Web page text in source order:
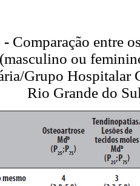
-Comparação entre
ou
Grupo Hospitalar
Rio Grande do